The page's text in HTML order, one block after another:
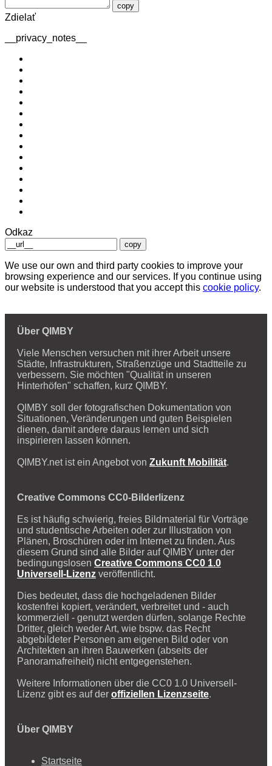
copy
Zdielať
__privacy_notes__
Odkaz
copy
We use our own and third party cookies to improve your
browsing experience and our services. If you continue using
our website is understood that you accept this cookie policy.
Über QIMBY
Viele Menschen versuchen mit ihrer Arbeit unsere
Städte, Infrastrukturen, Straßenzüge und Stadtteile zu
verbessern. Sie möchten "Qualität in unseren
Hinterhöfen" schaffen, kurz QIMBY.
QIMBY soll der fotografischen Dokumentation von
Situationen, Veränderungen und guten Beispielen
dienen, damit andere daraus lernen und sich
inspirieren lassen können.
QIMBY.net ist ein Angebot von Zukunft Mobilität.
Creative Commons CC0-Bilderlizenz
Es ist häufig schwierig, freies Bildmaterial für Vorträge
und studentische Arbeiten oder zur Illustration von
Plänen, Broschüren oder im Internet zu finden. Aus
diesem Grund sind alle Bilder auf QIMBY unter der
bedingungslosen Creative Commons CC0 1.0
Universell-Lizenz veröffentlicht.
Dies bedeutet, dass die hochgeladenen Bilder
kostenfrei kopiert, verändert, verbreitet und - auch
kommerziell - genutzt werden dürfen, solange Rechte
Dritter, gleich weder Art, wie bspw. das Recht
abgebildeter Personen am eigenen Bild oder von
Architekten an ihren Bauwerken (abseits der
Panoramafreiheit) nicht entgegenstehen.
Weitere Informationen über die CC0 1.0 Universell-
Lizenz gibt es auf der offiziellen Lizenzseite.
Über QIMBY
Startseite